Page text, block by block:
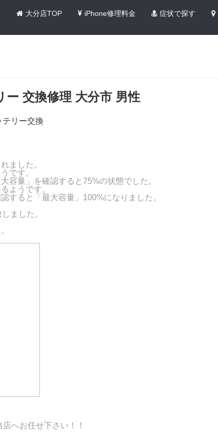
大分店TOP iPhone修理料金 症状で探す
交換修理 大分市 男性
テリー交換
ました。
です。
容量」を確認すると75%の状態でした。
ようです。
すると「最大容量」100%になりました。
ました。
へお任せ下さい！！